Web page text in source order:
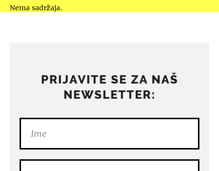
Nema sadržaja.
PRIJAVITE SE ZA NAŠ
NEWSLETTER: